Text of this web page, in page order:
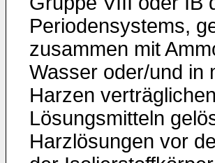
Periodensystems,
zusammen mit
Wasser oder/und in
Harzen verträglichen
Lösungsmitteln
Harzlösungen vor